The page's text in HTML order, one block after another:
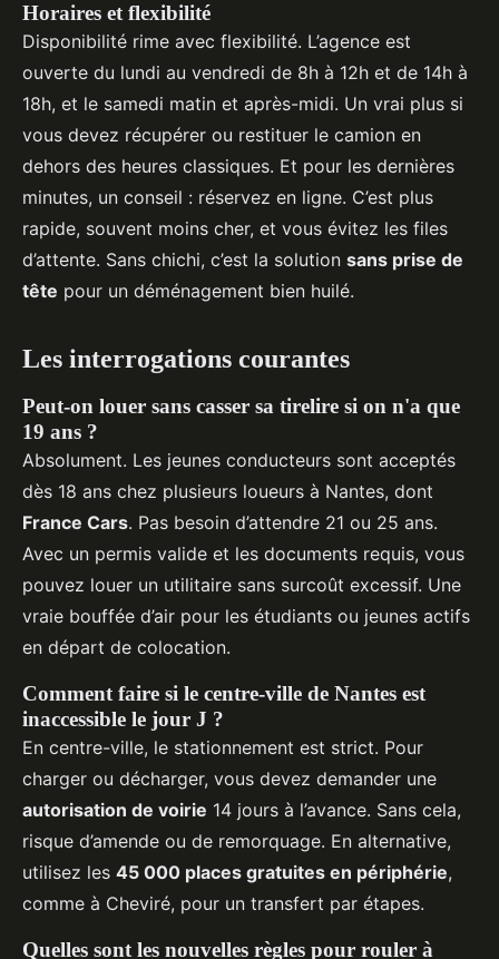
Horaires et flexibilité
Disponibilité rime avec flexibilité. L’agence est
ouverte du lundi au vendredi de 8h à 12h et de 14h à
18h, et le samedi matin et après-midi. Un vrai plus si
vous devez récupérer ou restituer le camion en
dehors des heures classiques. Et pour les dernières
minutes, un conseil : réservez en ligne. C’est plus
rapide, souvent moins cher, et vous évitez les files
d’attente. Sans chichi, c’est la solution sans prise de
tête pour un déménagement bien huilé.
Les interrogations courantes
Peut-on louer sans casser sa tirelire si on n'a que
19 ans ?
Absolument. Les jeunes conducteurs sont acceptés
dès 18 ans chez plusieurs loueurs à Nantes, dont
France Cars. Pas besoin d’attendre 21 ou 25 ans.
Avec un permis valide et les documents requis, vous
pouvez louer un utilitaire sans surcoût excessif. Une
vraie bouffée d’air pour les étudiants ou jeunes actifs
en départ de colocation.
Comment faire si le centre-ville de Nantes est
inaccessible le jour J ?
En centre-ville, le stationnement est strict. Pour
charger ou décharger, vous devez demander une
autorisation de voirie 14 jours à l’avance. Sans cela,
risque d’amende ou de remorquage. En alternative,
utilisez les 45 000 places gratuites en périphérie,
comme à Cheviré, pour un transfert par étapes.
Quelles sont les nouvelles règles pour rouler à